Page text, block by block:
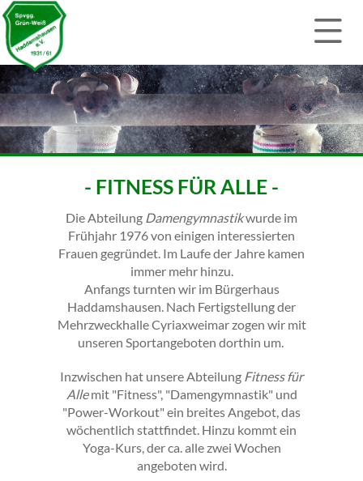
- FITNESS FÜR ALLE -
Die Abteilung Damengymnastikwurde im
Frühjahr 1976 von einigen interessierten
Frauen gegründet. Im Laufe der Jahre kamen
immer mehr hinzu.
Anfangs turnten wir im Bürgerhaus
Haddamshausen. Nach Fertigstellung der
Mehrzweckhalle Cyriaxweimar zogen wir mit
unseren Sportangeboten dorthin um.
Inzwischen hat unsere Abteilung Fitness für
Allemit "Fitness", "Damengymnastik" und
"Power-Workout" ein breites Angebot, das
wöchentlich stattfindet. Hinzu kommt ein
Yoga-Kurs, der ca. alle zwei Wochen
angeboten wird.